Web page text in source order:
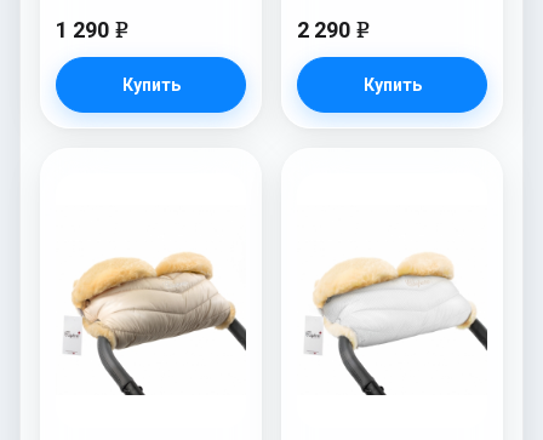
1 290 e
Купить
2 290 e
Купить